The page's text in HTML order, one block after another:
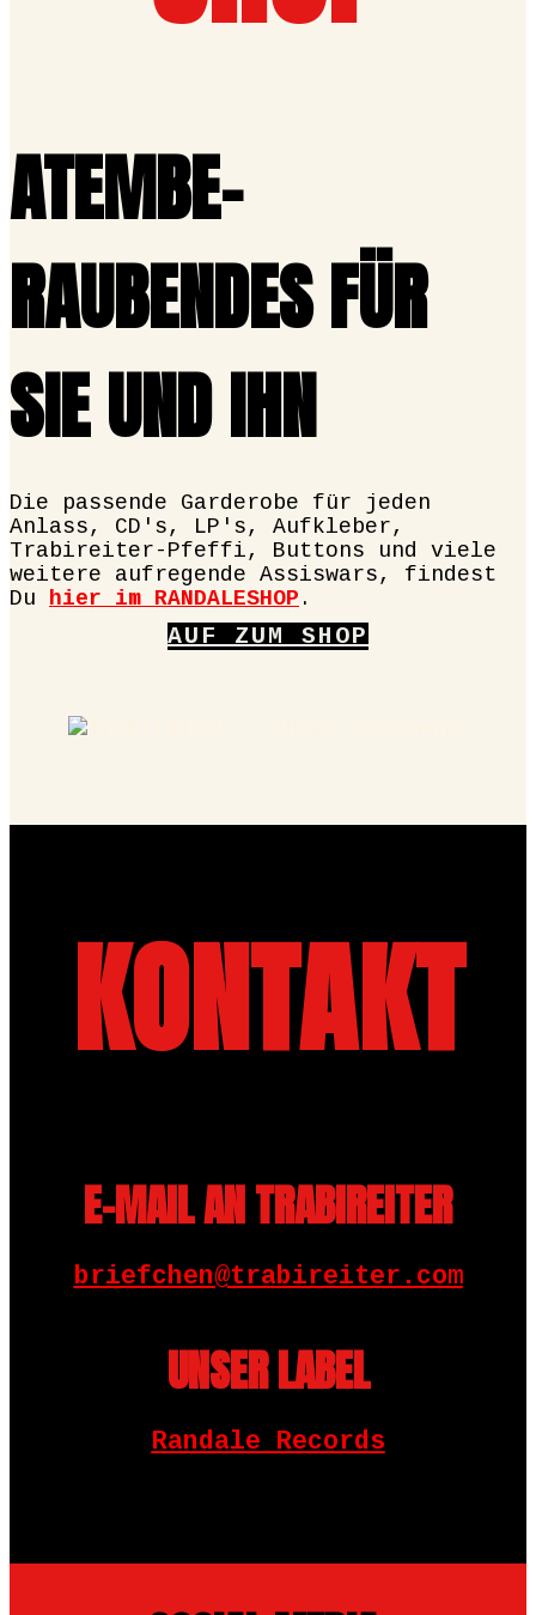
ATEM­BE­
RAUBENDES FÜR
SIE UND IHN
Die passende Garderobe für jeden
Anlass, CD's, LP's, Aufkleber,
Trabireiter-Pfeffi, Buttons und viele
weitere aufregende Assiswars, findest
Du hier im RANDALESHOP .
AUF ZUM SHOP
KONTAKT
E-MAIL AN TRABIREITER
briefchen@trabireiter.com
UNSER LABEL
Randale Records